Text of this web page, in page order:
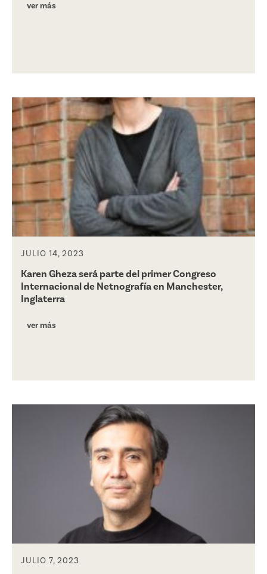
ver más
JULIO 14, 2023
Karen Gheza será parte del primer Congreso
Internacional de Netnografía en Manchester,
Inglaterra
ver más
JULIO 7, 2023